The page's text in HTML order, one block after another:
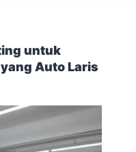
untuk
Auto Laris